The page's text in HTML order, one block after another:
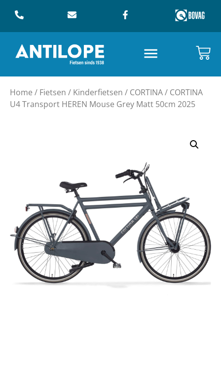
Home / Fietsen / Kinderfietsen / CORTINA/ CORTINA
U4 Transport HEREN Mouse Grey Matt 50cm 2025